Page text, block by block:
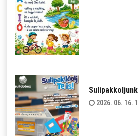
2026. 06. 16.